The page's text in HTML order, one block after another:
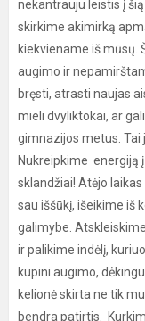
nekantrauju leistis į
skirkime akimirką
kiekviename iš mūsų.
augimo ir
bręsti, atrasti naujas
mieli dvyliktokai, ar
gimnazijos metus. Tai
Nukreipkime energiją
sklandžiai! Atėjo
sau iššūkį, išeikime iš
galimybe.
ir palikime indėlį,
kupini augimo,
kelionė skirta ne tik
bendra patirtis.